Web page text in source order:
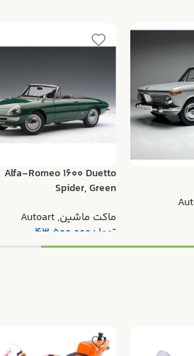
Alfa-Romeo 1600 Duetto
Spider, Green
ماکت ماشین,
Autoart
تومان 43.500.000